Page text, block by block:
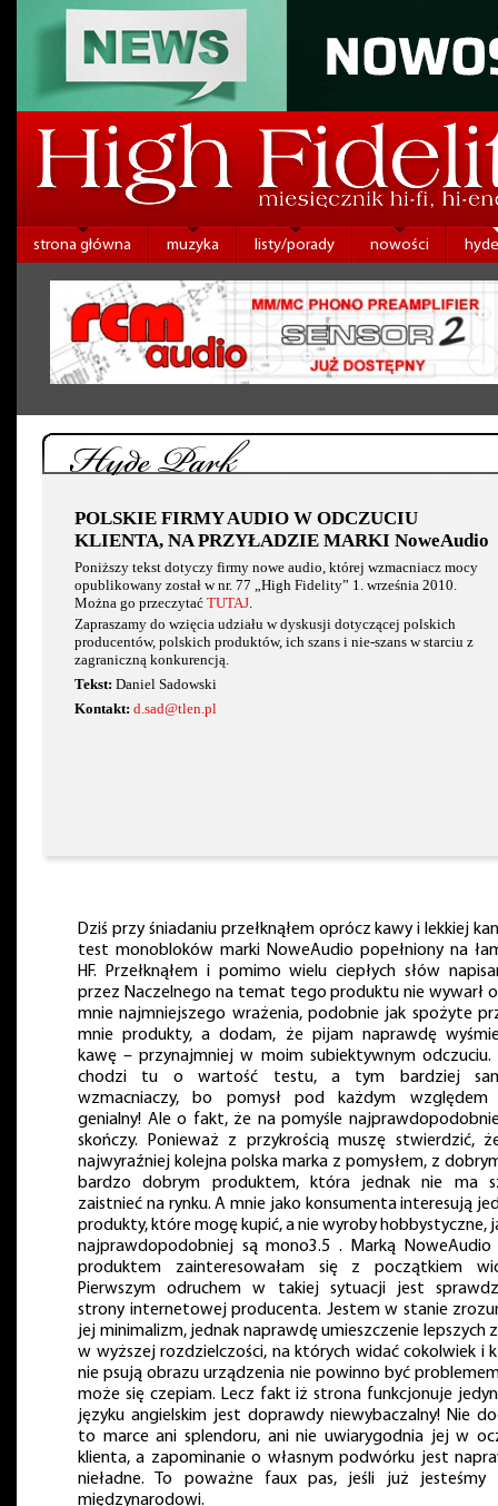
strona główna muzyka listy/porady nowości
Hyde Park
POLSKIE FIRMY AUDIO W ODCZUCIU
KLIENTA, NA PRZYŁADZIE MARKI NoweAudio
Poniższy tekst dotyczy firmy nowe audio, której wzmacniacz mocy
opublikowany został w nr. 77 „High Fidelity” 1. września 2010.
Można go przeczytać TUTAJ.
Zapraszamy do wzięcia udziału w dyskusji dotyczącej polskich
producentów, polskich produktów, ich szans i nie-szans w starciu z
zagraniczną konkurencją.
Tekst: Daniel Sadowski
Kontakt: d.sad@tlen.pl
Dziś przy śniadaniu przełknąłem oprócz kawy i lekkiej
test monobloków marki NoweAudio popełniony na
HF. Przełknąłem i pomimo wielu ciepłych słów
przez Naczelnego na temat tego produktu nie wywarł
mnie najmniejszego wrażenia, podobnie jak spożyte
mnie produkty, a dodam, że pijam naprawdę
kawę – przynajmniej w moim subiektywnym odczuciu.
chodzi tu o wartość testu, a tym bardziej
wzmacniaczy, bo pomysł pod każdym względem
genialny! Ale o fakt, że na pomyśle
skończy. Ponieważ z przykrością muszę stwierdzić,
najwyraźniej kolejna polska marka z pomysłem, z
bardzo dobrym produktem, która jednak nie ma
zaistnieć na rynku. A mnie jako konsumenta interesują
produkty, które mogę kupić, a nie wyroby hobbystyczne,
najprawdopodobniej są mono3.5 . Marką
produktem zainteresowałam się z początkiem
Pierwszym odruchem w takiej sytuacji jest
strony internetowej producenta. Jestem w stanie
jej minimalizm, jednak naprawdę umieszczenie lepszych
w wyższej rozdzielczości, na których widać cokolwiek i
nie psują obrazu urządzenia nie powinno być
może się czepiam. Lecz fakt iż strona funkcjonuje
języku angielskim jest doprawdy niewybaczalny! Nie
to marce ani splendoru, ani nie uwiarygodnia jej w
klienta, a zapominanie o własnym podwórku jest
nieładne. To poważne faux pas, jeśli już jesteśmy
międzynarodowi.